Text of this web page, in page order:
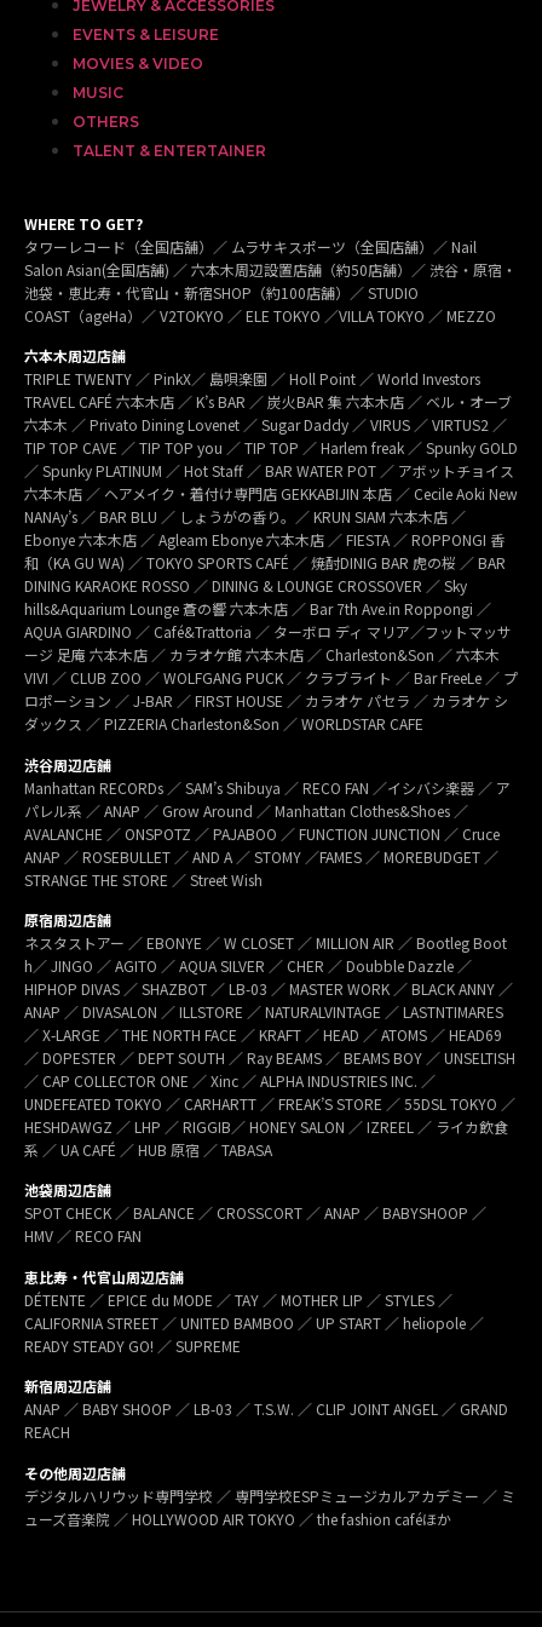
JEWELRY & ACCESSORIES
EVENTS & LEISURE
MOVIES & VIDEO
MUSIC
OTHERS
TALENT & ENTERTAINER
WHERE TO GET?
タワーレコード（全国店舗）／ ムラサキスポーツ（全国店舗）／ Nail
Salon Asian(全国店舗) ／ 六本木周辺設置店舗（約50店舗）／ 渋谷・原宿・
池袋・恵比寿・代官山・新宿SHOP（約100店舗）／ STUDIO
COAST（ageHa）／ V2TOKYO ／ ELE TOKYO ／VILLA TOKYO ／ MEZZO
六本木周辺店舗
TRIPLE TWENTY ／ PinkX／ 島唄楽園 ／ Holl Point ／ World Investors
TRAVEL CAFÉ 六本木店 ／ K’s BAR ／ 炭火BAR 集 六本木店 ／ ベル・オーブ
六本木 ／ Privato Dining Lovenet ／ Sugar Daddy ／ VIRUS ／ VIRTUS2 ／
TIP TOP CAVE ／ TIP TOP you ／ TIP TOP ／ Harlem freak ／ Spunky GOLD
／ Spunky PLATINUM ／ Hot Staff ／ BAR WATER POT ／ アボットチョイス
六本木店 ／ ヘアメイク・着付け専門店 GEKKABIJIN 本店 ／ Cecile Aoki New
NANAy’s ／ BAR BLU ／ しょうがの香り。／ KRUN SIAM 六本木店 ／
Ebonye 六本木店 ／ Agleam Ebonye 六本木店 ／ FIESTA ／ ROPPONGI 香
和（KA GU WA) ／ TOKYO SPORTS CAFÉ ／ 焼酎DINIG BAR 虎の桜 ／ BAR
DINING KARAOKE ROSSO ／ DINING & LOUNGE CROSSOVER ／ Sky
hills&Aquarium Lounge 蒼の響 六本木店 ／ Bar 7th Ave.in Roppongi ／
AQUA GIARDINO ／ Café&Trattoria ／ ターボロ ディ マリア／フットマッサ
ージ 足庵 六本木店 ／ カラオケ館 六本木店 ／ Charleston&Son ／ 六本木
VIVI ／ CLUB ZOO ／ WOLFGANG PUCK ／ クラブライト ／ Bar FreeLe ／ プ
ロポーション ／ J-BAR ／ FIRST HOUSE ／ カラオケ パセラ ／ カラオケ シ
ダックス ／ PIZZERIA Charleston&Son ／ WORLDSTAR CAFE
渋谷周辺店舗
Manhattan RECORDs ／ SAM’s Shibuya ／ RECO FAN ／イシバシ楽器 ／ ア
パレル系 ／ ANAP ／ Grow Around ／ Manhattan Clothes&Shoes ／
AVALANCHE ／ ONSPOTZ ／ PAJABOO ／ FUNCTION JUNCTION ／ Cruce
ANAP ／ ROSEBULLET ／ AND A ／ STOMY ／FAMES ／ MOREBUDGET ／
STRANGE THE STORE ／ Street Wish
原宿周辺店舗
ネスタストアー ／ EBONYE ／ W CLOSET ／ MILLION AIR ／ Bootleg Boot
h／ JINGO ／ AGITO ／ AQUA SILVER ／ CHER ／ Doubble Dazzle ／
HIPHOP DIVAS ／ SHAZBOT ／ LB-03 ／ MASTER WORK ／ BLACK ANNY ／
ANAP ／ DIVASALON ／ ILLSTORE ／ NATURALVINTAGE ／ LASTNTIMARES
／ X-LARGE ／ THE NORTH FACE ／ KRAFT ／ HEAD ／ ATOMS ／ HEAD69
／ DOPESTER ／ DEPT SOUTH ／ Ray BEAMS ／ BEAMS BOY ／ UNSELTISH
／ CAP COLLECTOR ONE ／ Xinc ／ ALPHA INDUSTRIES INC. ／
UNDEFEATED TOKYO ／ CARHARTT ／ FREAK’S STORE ／ 55DSL TOKYO ／
HESHDAWGZ ／ LHP ／ RIGGIB／ HONEY SALON ／ IZREEL ／ ライカ飲食
系 ／ UA CAFÉ ／ HUB 原宿 ／ TABASA
池袋周辺店舗
SPOT CHECK ／ BALANCE ／ CROSSCORT ／ ANAP ／ BABYSHOOP ／
HMV ／ RECO FAN
恵比寿・代官山周辺店舗
DÉTENTE ／ EPICE du MODE ／ TAY ／ MOTHER LIP ／ STYLES ／
CALIFORNIA STREET ／ UNITED BAMBOO ／ UP START ／ heliopole ／
READY STEADY GO! ／ SUPREME
新宿周辺店舗
ANAP ／ BABY SHOOP ／ LB-03 ／ T.S.W. ／ CLIP JOINT ANGEL ／ GRAND
REACH
その他周辺店舗
デジタルハリウッド専門学校 ／ 専門学校ESPミュージカルアカデミー ／ ミ
ューズ音楽院 ／ HOLLYWOOD AIR TOKYO ／ the fashion caféほか